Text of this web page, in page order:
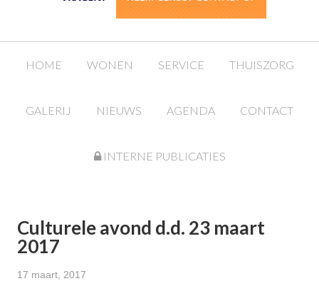
HOME WONEN SERVICE THUISZORG
GALERIJ NIEUWS AGENDA CONTACT
INTERNE PUBLICATIES
Culturele avond d.d. 23 maart
2017
17 maart, 2017